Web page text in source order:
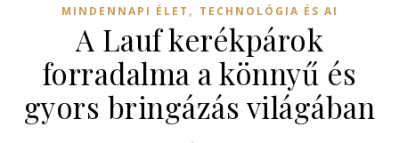
MINDENNAPI ÉLET , TECHNOLÓGIA ÉS AI
A Lauf kerékpárok
forradalma a könnyű és
gyors bringázás világában